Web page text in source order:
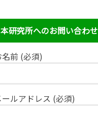
本研究所へのお問い合わせ
前 (必須)
ルアドレス (必須)